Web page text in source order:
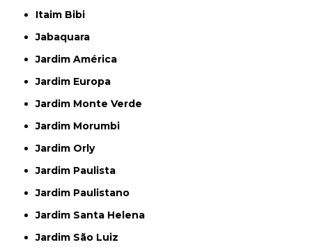
Itaim Bibi
Jabaquara
Jardim América
Jardim Europa
Jardim Monte Verde
Jardim Morumbi
Jardim Orly
Jardim Paulista
Jardim Paulistano
Jardim Santa Helena
Jardim São Luiz